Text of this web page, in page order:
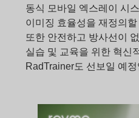
동식 모바일 엑스레이 시
이미징 효율성을 재정의
또한 안전하고 방사선이
실습 및 교육을 위한 혁신
RadTrainer도 선보일 예